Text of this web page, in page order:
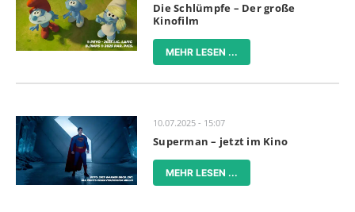
Die Schlümpfe – Der große
Kinofilm
MEHR LESEN ...
10.07.2025 - 15:07
Superman – jetzt im Kino
MEHR LESEN ...